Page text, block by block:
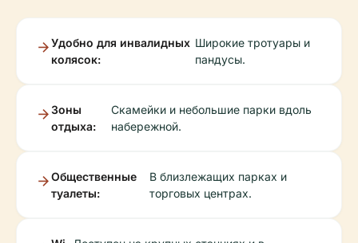
Удобно для инвалидных
колясок:
Широкие тротуары и
пандусы.
Зоны
отдыха:
Скамейки и небольшие парки вдоль
набережной.
Общественные
туалеты:
В близлежащих парках и
торговых центрах.